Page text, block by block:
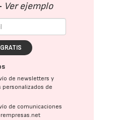
Ver ejemplo
de newsletters y
personalizados de
de comunicaciones